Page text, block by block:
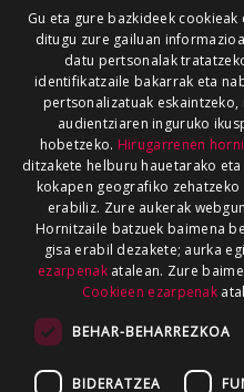
Gu eta gure bazkideek
ditugu zure gailuan
datu pertsonalak
identifikatzaile bakarrak eta
pertsonalizatuak
audientziaren inguruko
hobetzeko. Hirugarrenen
ditzakete helburu hauetarako
kokapen geografiko
erabiliz. Zure aukerak
Hornitzaile batzuek baimena
gisa erabil dezakete; aurka
ezarpenakatalean. Zure
Cookieen ezarpenak
BEHAR-BEHARREZKOA
BIDERATZEA